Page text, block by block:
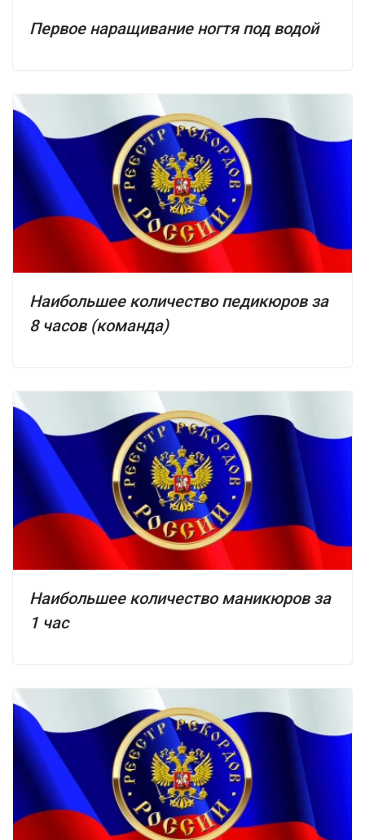
Первое наращивание ногтя под водой
Наибольшее количество педикюров за
8 часов (команда)
Наибольшее количество маникюров за
1 час